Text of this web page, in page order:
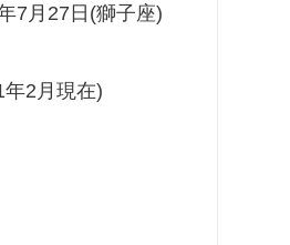
7月27日(獅子座)
2月現在)